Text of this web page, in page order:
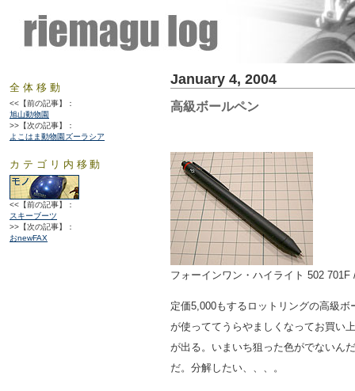
January 4, 2004
高級ボールペン
フォーインワン・ハイライト 502 701F
定価5,000もするロットリングの高級
が使っててうらやましくなってお買い
が出る。いまいち狙った色がでないん
だ。分解したい、、、。
全体移動
<<【前の記事】：
旭山動物園
>>【次の記事】：
よこはま動物園ズーラシア
カテゴリ内移動
<<【前の記事】：
スキーブーツ
>>【次の記事】：
おnewFAX